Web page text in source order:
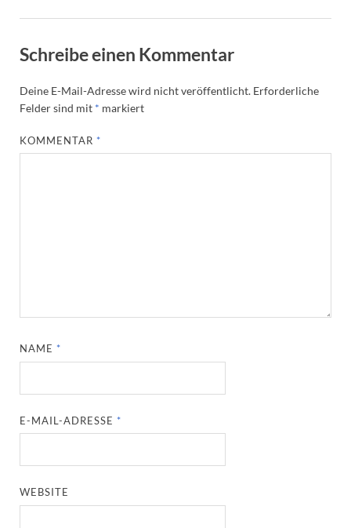
Schreibe einen Kommentar
Deine E-Mail-Adresse wird nicht veröffentlicht. Erforderliche
Felder sind mit * markiert
KOMMENTAR *
NAME *
E-MAIL-ADRESSE *
WEBSITE